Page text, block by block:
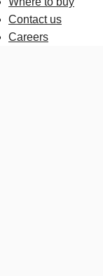
Contact us
Careers